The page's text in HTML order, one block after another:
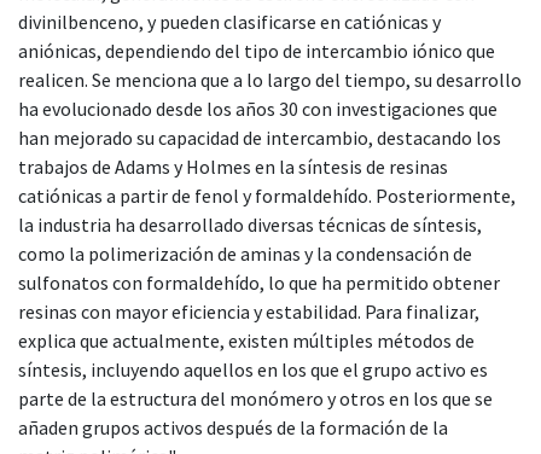
divinilbenceno, y pueden clasificarse en catiónicas y
aniónicas, dependiendo del tipo de intercambio iónico que
realicen. Se menciona que a lo largo del tiempo, su desarrollo
ha evolucionado desde los años 30 con investigaciones que
han mejorado su capacidad de intercambio, destacando los
trabajos de Adams y Holmes en la síntesis de resinas
catiónicas a partir de fenol y formaldehído. Posteriormente,
la industria ha desarrollado diversas técnicas de síntesis,
como la polimerización de aminas y la condensación de
sulfonatos con formaldehído, lo que ha permitido obtener
resinas con mayor eficiencia y estabilidad. Para finalizar,
explica que actualmente, existen múltiples métodos de
síntesis, incluyendo aquellos en los que el grupo activo es
parte de la estructura del monómero y otros en los que se
añaden grupos activos después de la formación de la